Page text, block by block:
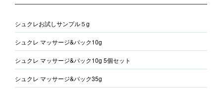
シュクレお試しサンプル５g
シュクレ マッサージ&パック10g
シュクレ マッサージ&パック10g 5個セット
シュクレ マッサージ&パック35g